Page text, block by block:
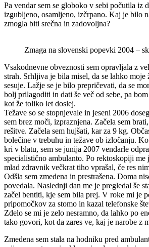
Pa vendar sem se globoko v sebi počutila iz
izgubljeno, osamljeno, izčrpano. Kaj je bilo
zmogla biti srečna in zadovoljna?
Zmaga na slovenski popevki 2004 –
Vsakodnevne obveznosti sem opravljala z
strah. Srhljiva je bila misel, da se lahko
sesuje. Lažje se je bilo prepričevati, da se
bolj prilagoditi in dati še več od sebe, pa
kot že toliko let doslej.
Težave so se stopnjevale in jeseni 2006
sem brez moči, izpraznjena. Začela sem
rešitve. Začela sem hujšati, kar za 9 kg.
bolečine v trebuhu in težave ob izločanju.
kri v blatu, sem se junija 2007 vendarle
specialistično ambulanto. Po rektoskopiji me
mlad zdravnik večkrat tiho vprašal, če res
Odšla sem zmedena in prestrašena. Doma
povedala. Naslednji dan me je pregledal še
začel bentiti, kje sem bila prej. V roke mi je
pripomočkov za stomo in kazal telefonske
Zdelo se mi je zelo nesramno, da lahko po
tako govori, kot da zares ve, kaj je narobe z
Zmedena sem stala na hodniku pred